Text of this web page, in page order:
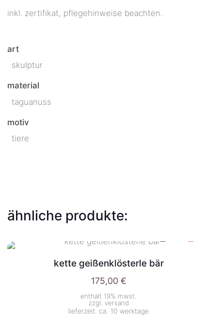
inkl. zertifikat, pflegehinweise beachten.
art
skulptur
material
taguanuss
motiv
tiere
ähnliche produkte:
kette geißenklösterle bär
175,00 €
enthält 19% mwst.
zzgl. versand
lieferzeit: ca. 10 werktage